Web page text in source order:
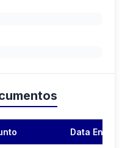
Data Envio